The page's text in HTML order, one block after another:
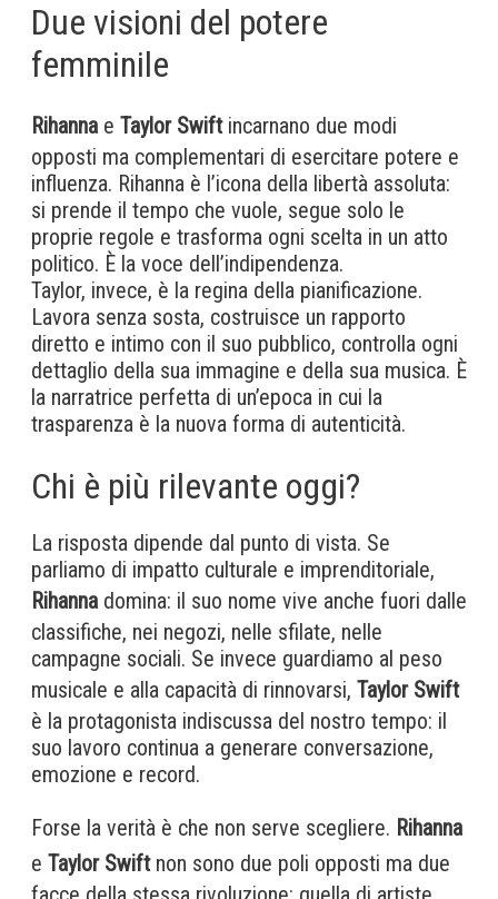
Due visioni del potere
femminile
Rihanna e Taylor Swiftincarnano due modi
opposti ma complementari di esercitare potere e
influenza. Rihanna è l’icona della libertà assoluta:
si prende il tempo che vuole, segue solo le
proprie regole e trasforma ogni scelta in un atto
politico. È la voce dell’indipendenza.
Taylor, invece, è la regina della pianificazione.
Lavora senza sosta, costruisce un rapporto
diretto e intimo con il suo pubblico, controlla ogni
dettaglio della sua immagine e della sua musica. È
la narratrice perfetta di un’epoca in cui la
trasparenza è la nuova forma di autenticità.
Chi è più rilevante oggi?
La risposta dipende dal punto di vista. Se
parliamo di impatto culturale e imprenditoriale,
Rihanna domina: il suo nome vive anche fuori dalle
classifiche, nei negozi, nelle sfilate, nelle
campagne sociali. Se invece guardiamo al peso
musicale e alla capacità di rinnovarsi, Taylor Swift
è la protagonista indiscussa del nostro tempo: il
suo lavoro continua a generare conversazione,
emozione e record.
Forse la verità è che non serve scegliere. Rihanna
e Taylor Swiftnon sono due poli opposti ma due